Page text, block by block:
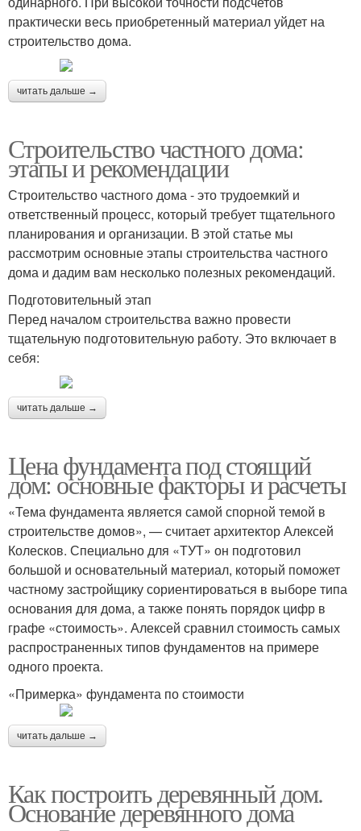
практически весь приобретенный материал уйдет на
строительство дома.
читать дальше →
Строительство частного дома:
этапы и рекомендации
Строительство частного дома - это трудоемкий и
ответственный процесс, который требует тщательного
планирования и организации. В этой статье мы
рассмотрим основные этапы строительства частного
дома и дадим вам несколько полезных рекомендаций.
Подготовительный этап
Перед началом строительства важно провести
тщательную подготовительную работу. Это включает в
себя:
читать дальше →
Цена фундамента под стоящий
дом: основные факторы и расчеты
«Тема фундамента является самой спорной темой в
строительстве домов», — считает архитектор Алексей
Колесков. Специально для «ТУТ» он подготовил
большой и основательный материал, который поможет
частному застройщику сориентироваться в выборе типа
основания для дома, а также понять порядок цифр в
графе «стоимость». Алексей сравнил стоимость самых
распространенных типов фундаментов на примере
одного проекта.
«Примерка» фундамента по стоимости
читать дальше →
Как построить деревянный дом.
Основание деревянного дома